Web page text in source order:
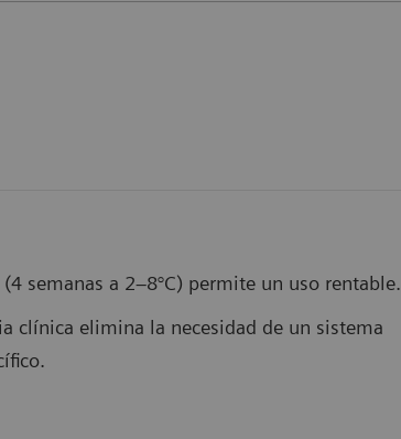
semanas a 2–8°C) permite un uso rentable.
clínica elimina la necesidad de un sistema